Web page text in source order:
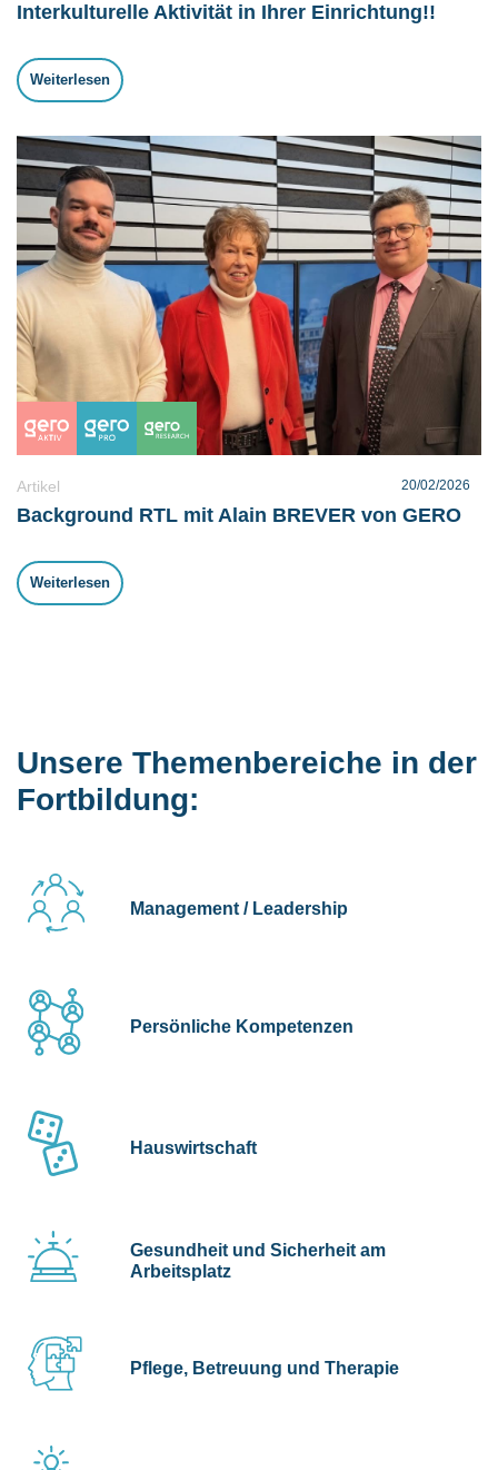
Interkulturelle Aktivität in Ihrer Einrichtung!!
Weiterlesen
20/02/2026
Artikel
Background RTL mit Alain BREVER von GERO
Weiterlesen
Unsere Themenbereiche in der
Fortbildung:
Management / Leadership
Persönliche Kompetenzen
Hauswirtschaft
Gesundheit und Sicherheit am
Arbeitsplatz
Pflege, Betreuung und Therapie